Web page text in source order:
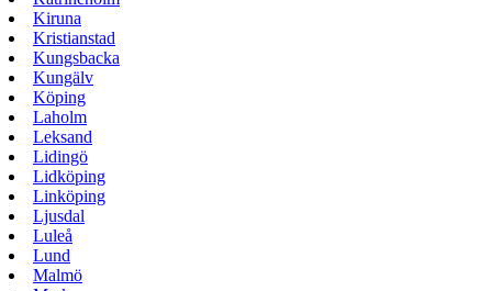
Kiruna
Kristianstad
Kungsbacka
Kungälv
Köping
Laholm
Leksand
Lidingö
Lidköping
Linköping
Ljusdal
Luleå
Lund
Malmö